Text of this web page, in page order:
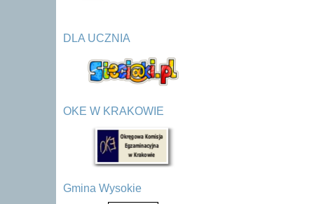
DLA UCZNIA
OKE W KRAKOWIE
Gmina Wysokie